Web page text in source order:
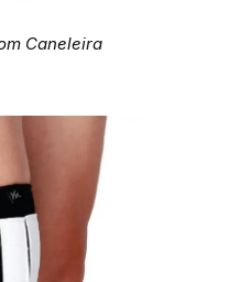
Caneleira